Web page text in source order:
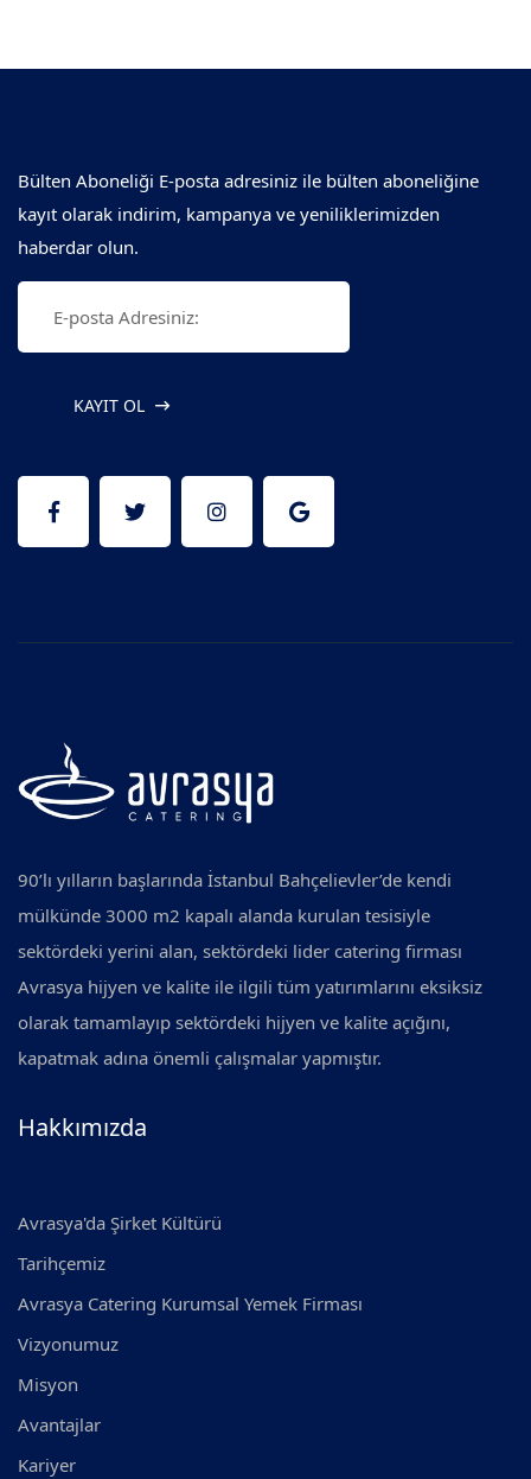
Bülten Aboneliği E-posta adresiniz ile bülten aboneliğine
kayıt olarak indirim, kampanya ve yeniliklerimizden
haberdar olun.
KAYIT OL
90’lı yılların başlarında İstanbul Bahçelievler’de kendi
mülkünde 3000 m2 kapalı alanda kurulan tesisiyle
sektördeki yerini alan, sektördeki lider catering firması
Avrasya hijyen ve kalite ile ilgili tüm yatırımlarını eksiksiz
olarak tamamlayıp sektördeki hijyen ve kalite açığını,
kapatmak adına önemli çalışmalar yapmıştır.
Hakkımızda
Avrasya'da Şirket Kültürü
Tarihçemiz
Avrasya Catering Kurumsal Yemek Firması
Vizyonumuz
Misyon
Avantajlar
Kariyer